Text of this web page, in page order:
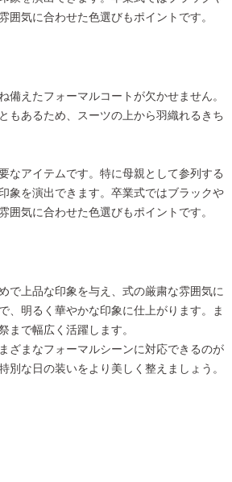
気に合わせた色選びもポイントです。
えたフォーマルコートが欠かせません。
もあるため、スーツの上から羽織れるきち
なアイテムです。特に母親として参列する
象を演出できます。卒業式ではブラックや
気に合わせた色選びもポイントです。
で上品な印象を与え、式の厳粛な雰囲気に
、明るく華やかな印象に仕上がります。ま
まで幅広く活躍します。
ざまなフォーマルシーンに対応できるのが
な日の装いをより美しく整えましょう。